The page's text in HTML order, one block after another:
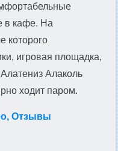
в кафе. На
которого
игровая площадка,
Алаколь
ходит паром.
Отзывы